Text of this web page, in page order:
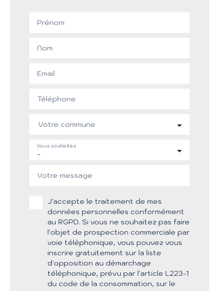
Prénom
Nom
Email
Téléphone
Votre commune
-
Vous souhaitez
Votre message
J'accepte le traitement de mes
données personnelles conformément
au RGPD. Si vous ne souhaitez pas faire
l'objet de prospection commerciale par
voie téléphonique, vous pouvez vous
inscrire gratuitement sur la liste
d'opposition au démarchage
téléphonique, prévu par l'article L223-1
du code de la consommation, sur le